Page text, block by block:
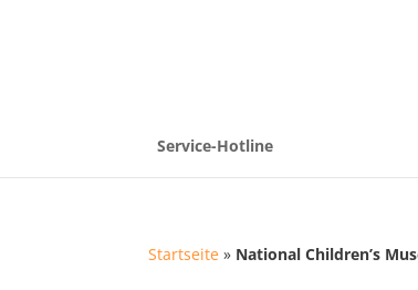
Service-Hotline
Startseite » National Children’s